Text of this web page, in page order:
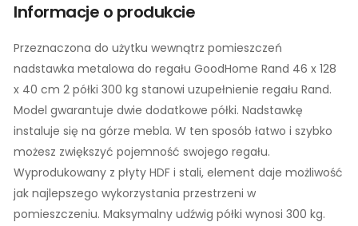
Informacje o produkcie
Przeznaczona do użytku wewnątrz pomieszczeń
nadstawka metalowa do regału GoodHome Rand 46 x 128
x 40 cm 2 półki 300 kg stanowi uzupełnienie regału Rand.
Model gwarantuje dwie dodatkowe półki. Nadstawkę
instaluje się na górze mebla. W ten sposób łatwo i szybko
możesz zwiększyć pojemność swojego regału.
Wyprodukowany z płyty HDF i stali, element daje możliwość
jak najlepszego wykorzystania przestrzeni w
pomieszczeniu. Maksymalny udźwig półki wynosi 300 kg.